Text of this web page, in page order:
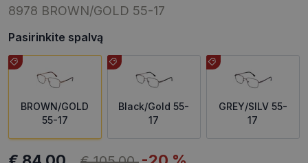
8978 BROWN/GOLD 55-17
Pasirinkite spalvą
BROWN/GOLD
55-17
Black/Gold 55-
17
GREY/SILV 55-
17